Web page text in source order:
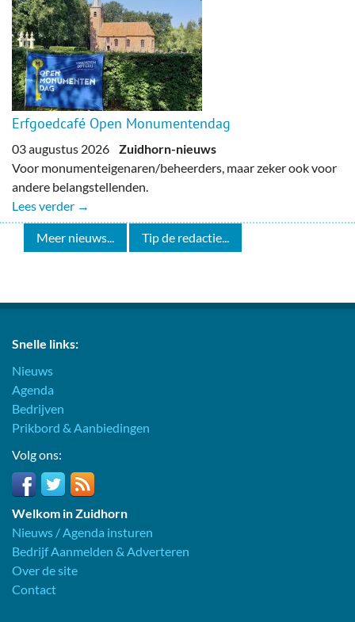
Erfgoedcafé Open Monumentendag
03 augustus 2026 Zuidhorn-nieuws
Voor monumenteigenaren/beheerders, maar zeker ook voor
andere belangstellenden.
Lees verder →
Meer nieuws... Tip de redactie...
Snelle links:
Nieuws
Agenda
Bedrijven
Prikbord & Aanbiedingen
Volg ons:
Welkom in Zuidhorn
Nieuws / Agenda insturen
Bedrijf Aanmelden & Adverteren
Over de site
Contact